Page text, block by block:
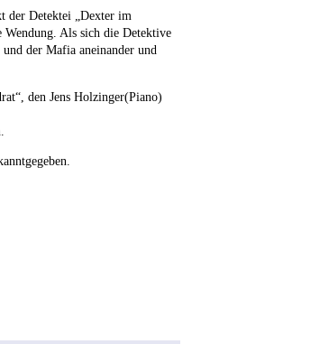
der Detektei „Dexter im
Wendung. Als sich die Detektive
der Mafia aneinander und
den Jens Holzinger(Piano)